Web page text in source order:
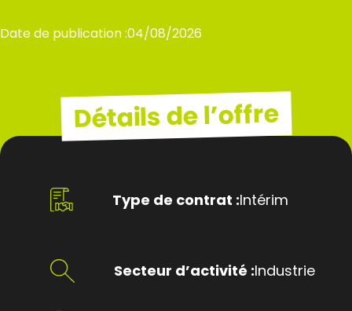
Date de publication :04/08/2026
Détails de l’offre
Type de contrat :Intérim
Secteur d’activité :Industrie